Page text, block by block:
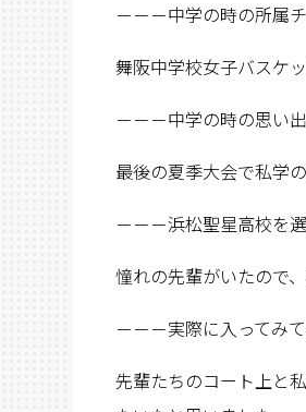
－－－中学の時の所属
舞阪中学校女子バスケ
－－－中学の時の思い
最後の夏季大会で私学
－－－浜松聖星高校を
憧れの先輩がいたので
－－－実際に入ってみ
先輩たちのコート上と